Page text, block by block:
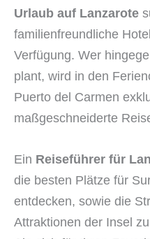
Urlaub auf Lanzarote
familienfreundliche
Verfügung. Wer
plant, wird in den
Puerto del Carmen
maßgeschneiderte
Ein Reiseführer für
die besten Plätze für
entdecken, sowie die
Attraktionen der Insel